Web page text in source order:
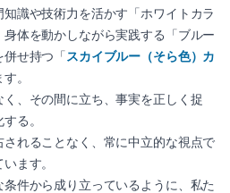
識や技術力を活かす「ホワイトカラ
体を動かしながら実践する「ブルー
併せ持つ「スカイブルー（そら色）カ
。
、その間に立ち、事実を正しく捉
る。
れることなく、常に中立的な視点で
ます。
件から成り立っているように、私た